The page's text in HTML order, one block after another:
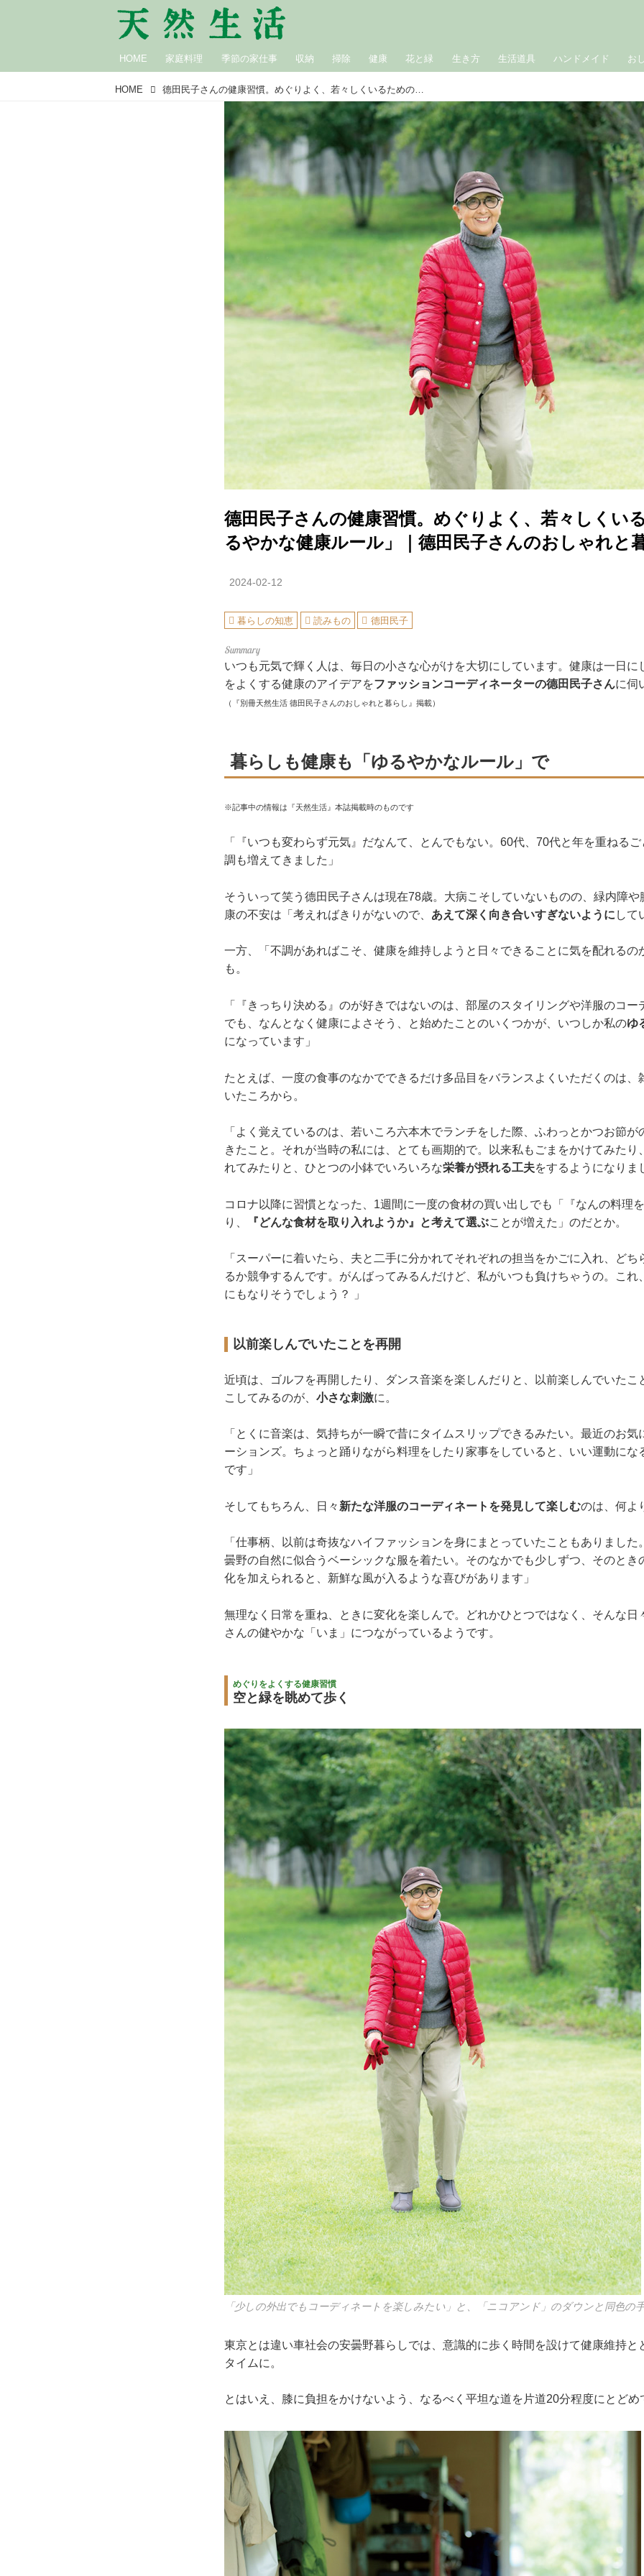
HOME 家庭料理 季節の家仕事 収納 掃除 健康 花と緑 生き方 生活道具 ハンドメイド お
HOME 德田民子さんの健康習慣。めぐりよく、若々しくいるための「ゆるやかな健康ルール」｜德田民子さんのおしゃれと暮らし
德田民子さんの健康習慣。めぐりよく、若々しくい
るやかな健康ルール」｜德田民子さんのおしゃれと
2024-02-12
暮らしの知恵 読みもの 德田民子
いつも元気で輝く人は、毎日の小さな心がけを大切にしています。健康は一日に
をよくする健康のアイデアをファッションコーディネーターの德田民子さんに伺
（『別冊天然生活 德田民子さんのおしゃれと暮らし』掲載）
暮らしも健康も「ゆるやかなルール」で
※記事中の情報は『天然生活』本誌掲載時のものです
「『いつも変わらず元気』だなんて、とんでもない。60代、70代と年を重ねる
調も増えてきました」
そういって笑う德田民子さんは現在78歳。大病こそしていないものの、緑内障や
康の不安は「考えればきりがないので、 あえて深く向き合いすぎないように して
一方、「不調があればこそ、健康を維持しようと日々できることに気を配れるの
も。
「『きっちり決める』のが好きではないのは、部屋のスタイリングや洋服のコー
でも、なんとなく健康によさそう、と始めたことのいくつかが、いつしか私のゆ
になっています」
たとえば、一度の食事のなかでできるだけ多品目をバランスよくいただくのは、
いたころから。
「よく覚えているのは、若いころ六本木でランチをした際、ふわっとかつお節が
きたこと。それが当時の私には、とても画期的で。以来私もごまをかけてみたり
れてみたりと、ひとつの小鉢でいろいろな栄養が摂れる工夫をするようになりま
コロナ以降に習慣となった、1週間に一度の食材の買い出しでも「『なんの料理
り、
『どんな食材を取り入れようか』と考えて選ぶことが増えた」のだとか。
「スーパーに着いたら、夫と二手に分かれてそれぞれの担当をかごに入れ、どち
るか競争するんです。がんばってみるんだけど、私がいつも負けちゃうの。これ
にもなりそうでしょう？ 」
以前楽しんでいたことを再開
近頃は、ゴルフを再開したり、ダンス音楽を楽しんだりと、以前楽しんでいたこ
こしてみるのが、 小さな刺激に。
「とくに音楽は、気持ちが一瞬で昔にタイムスリップできるみたい。最近のお気
ーションズ。ちょっと踊りながら料理をしたり家事をしていると、いい運動にな
です」
そしてもちろん、日々 新たな洋服のコーディネートを発見して楽しむのは、何よ
「仕事柄、以前は奇抜なハイファッションを身にまとっていたこともありました
曇野の自然に似合うベーシックな服を着たい。そのなかでも少しずつ、そのとき
化を加えられると、新鮮な風が入るような喜びがあります」
無理なく日常を重ね、ときに変化を楽しんで。どれかひとつではなく、そんな日
さんの健やかな「いま」につながっているようです。
めぐりをよくする健康習慣
空と緑を眺めて歩く
「少しの外出でもコーディネートを楽しみたい」と、「ニコアンド」のダウンと同色の
東京とは違い車社会の安曇野暮らしでは、意識的に歩く時間を設けて健康維持と
タイムに。
とはいえ、膝に負担をかけないよう、なるべく平坦な道を片道20分程度にとどめ